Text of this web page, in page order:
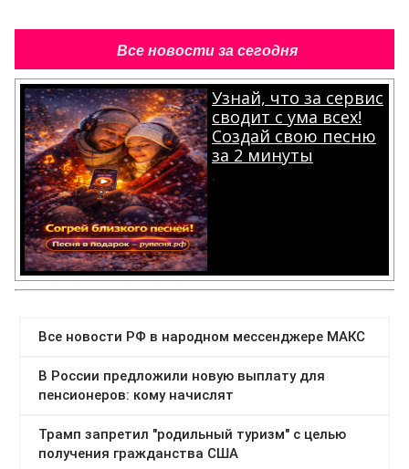
Все новости за сегодня
Узнай, что за сервис
сводит с ума всех!
Создай свою песню
за 2 минуты
.